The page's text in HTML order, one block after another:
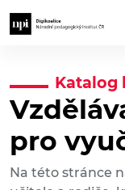
Katalog
pro
Na této stránce